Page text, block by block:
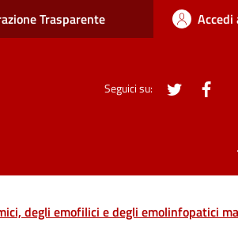
Trasparente
Seguici su: twitter
degli emofilici e degli emolinfopatici